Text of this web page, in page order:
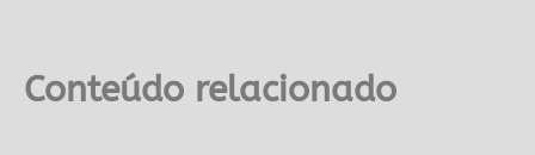
Conteúdo relacionado